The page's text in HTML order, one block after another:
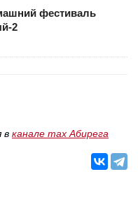
фестиваль
2
в канале max Абирега